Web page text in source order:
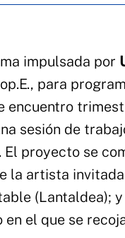
impulsada por
para
encuentro
sesión de
proyecto se
la artista
(Lantaldea);
el que se